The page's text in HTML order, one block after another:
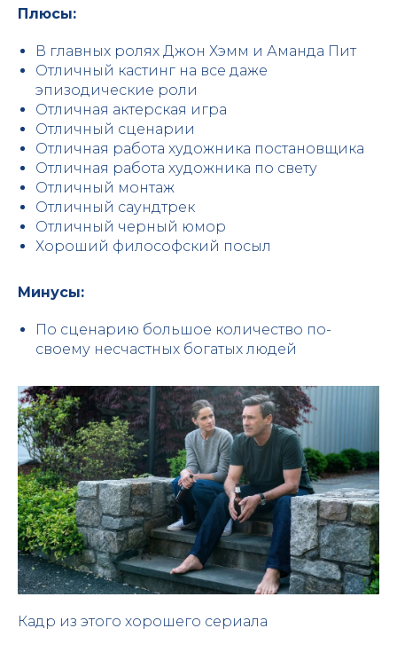
Плюсы:
В главных ролях Джон Хэмм и Аманда Пит
Отличный кастинг на все даже
эпизодические роли
Отличная актерская игра
Отличный сценарии
Отличная работа художника постановщика
Отличная работа художника по свету
Отличный монтаж
Отличный саундтрек
Отличный черный юмор
Хороший философский посыл
Минусы:
По сценарию большое количество по-
своему несчастных богатых людей
Кадр из этого хорошего сериала